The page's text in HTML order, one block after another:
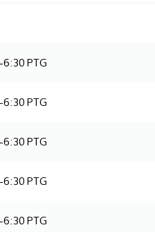
PTG
PTG
PTG
PTG
PTG